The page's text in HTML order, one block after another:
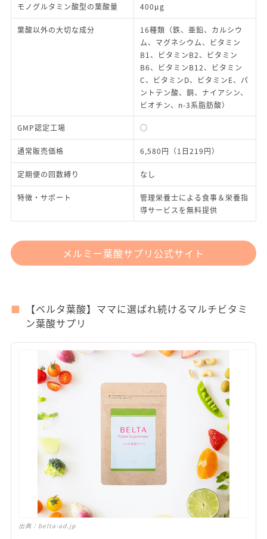
モノグルタミン酸型の葉酸量 400μg
葉酸以外の大切な成分
16種類（鉄、亜鉛、カルシウ
ム、マグネシウム、ビタミン
B1、ビタミンB2、ビタミン
B6、ビタミンB12、ビタミン
C、ビタミンD、ビタミンE、パ
ントテン酸、銅、ナイアシン、
ビオチン、n-3系脂肪酸）
GMP認定工場 ○
通常販売価格 6,580円（1日219円）
定期便の回数縛り なし
特徴・サポート
管理栄養士による食事＆栄養指
導サービスを無料提供
メルミー葉酸サプリ公式サイト
【ベルタ葉酸】ママに選ばれ続けるマルチビタミ
ン葉酸サプリ
出典： belta-ad.jp